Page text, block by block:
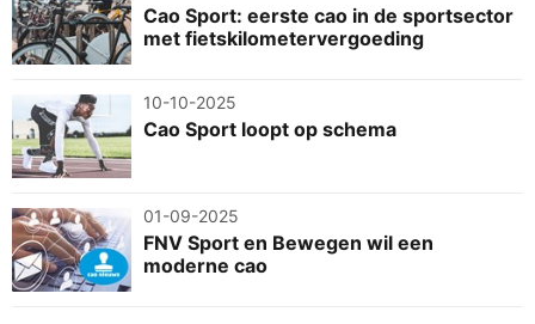
Cao Sport: eerste cao in de sportsector
met fietskilometervergoeding
10-10-2025
Cao Sport loopt op schema
01-09-2025
FNV Sport en Bewegen wil een
moderne cao